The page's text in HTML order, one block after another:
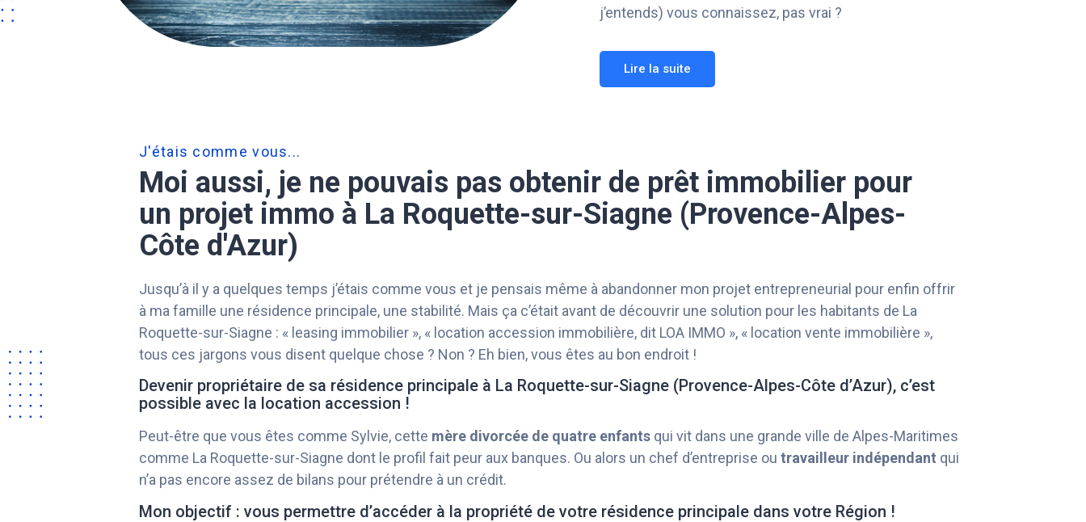
j’entends) vous connaissez, pas vrai ?
Lire la suite
J'étais comme vous...
Moi aussi, je ne pouvais pas obtenir de prêt immobilier pour
un projet immo à La Roquette-sur-Siagne (Provence-Alpes-
Côte d'Azur)
Jusqu’à il y a quelques temps j’étais comme vous et je pensais même à abandonner mon projet entrepreneurial pour enfin offrir
à ma famille une résidence principale, une stabilité. Mais ça c’était avant de découvrir une solution pour les habitants de La
Roquette-sur-Siagne : « leasing immobilier », « location accession immobilière, dit LOA IMMO », « location vente immobilière »,
tous ces jargons vous disent quelque chose ? Non ? Eh bien, vous êtes au bon endroit !
Devenir propriétaire de sa résidence principale à La Roquette-sur-Siagne (Provence-Alpes-Côte d’Azur), c’est
possible avec la location accession !
Peut-être que vous êtes comme Sylvie, cette mère divorcée de quatre enfants qui vit dans une grande ville de Alpes-Maritimes
comme La Roquette-sur-Siagne dont le profil fait peur aux banques. Ou alors un chef d’entreprise ou travailleur indépendant qui
n’a pas encore assez de bilans pour prétendre à un crédit.
Mon objectif : vous permettre d’accéder à la propriété de votre résidence principale dans votre Région !